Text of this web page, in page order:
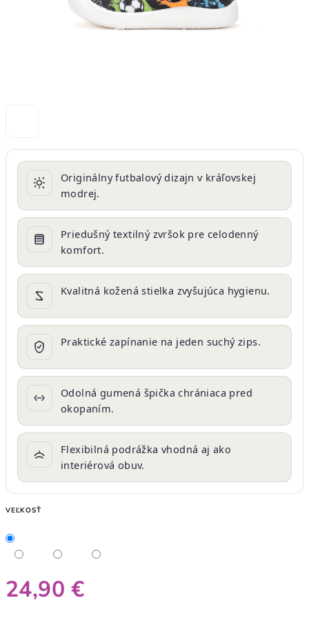
Originálny futbalový dizajn v kráľovskej
modrej.
Priedušný textilný zvršok pre celodenný
komfort.
Kvalitná kožená stielka zvyšujúca hygienu.
Praktické zapínanie na jeden suchý zips.
Odolná gumená špička chrániaca pred
okopaním.
Flexibilná podrážka vhodná aj ako
interiérová obuv.
VEĽKOSŤ
24,90 €